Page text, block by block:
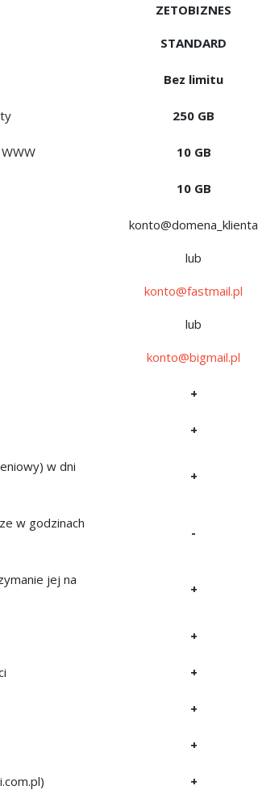
ZETOBIZNES
STANDARD
Bez limitu
250 GB
10 GB
10 GB
konto@domena_klienta
lub
konto@fastmail.pl
lub
konto@bigmail.pl
+
+
w dni
+
w godzinach
-
jej na
+
+
+
+
+
+